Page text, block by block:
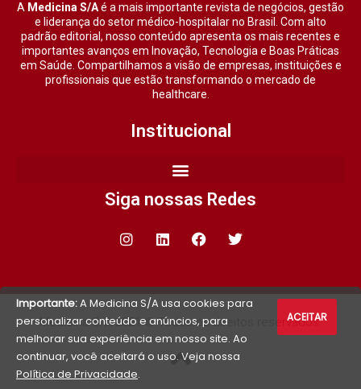
A Medicina S/Aé a mais importante revista de negócios, gestão
e liderança do setor médico-hospitalar no Brasil. Com alto
padrão editorial, nosso conteúdo apresenta os mais recentes e
importantes avanços em Inovação, Tecnologia e Boas Práticas
em Saúde. Compartilhamos a visão de empresas, instituições e
profissionais que estão transformando o mercado de
healthcare.
Institucional
Siga nossas Redes
Medicina S/A 2021 © Todos os direitos reservados.
Importante:A Medicina S/A usa cookies para
personalizar conteúdo e anúncios, para
melhorar sua experiência em nosso site. Ao
continuar, você aceitará o uso. Veja nossa
Política de Privacidade.
ACEITAR